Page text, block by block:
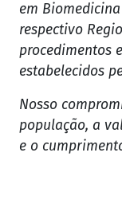
em
respectivo
procedimentos
estabelecidos
Nosso
população, a
e o